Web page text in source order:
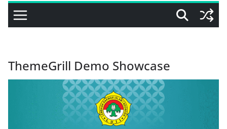
ThemeGrill Demo Showcase